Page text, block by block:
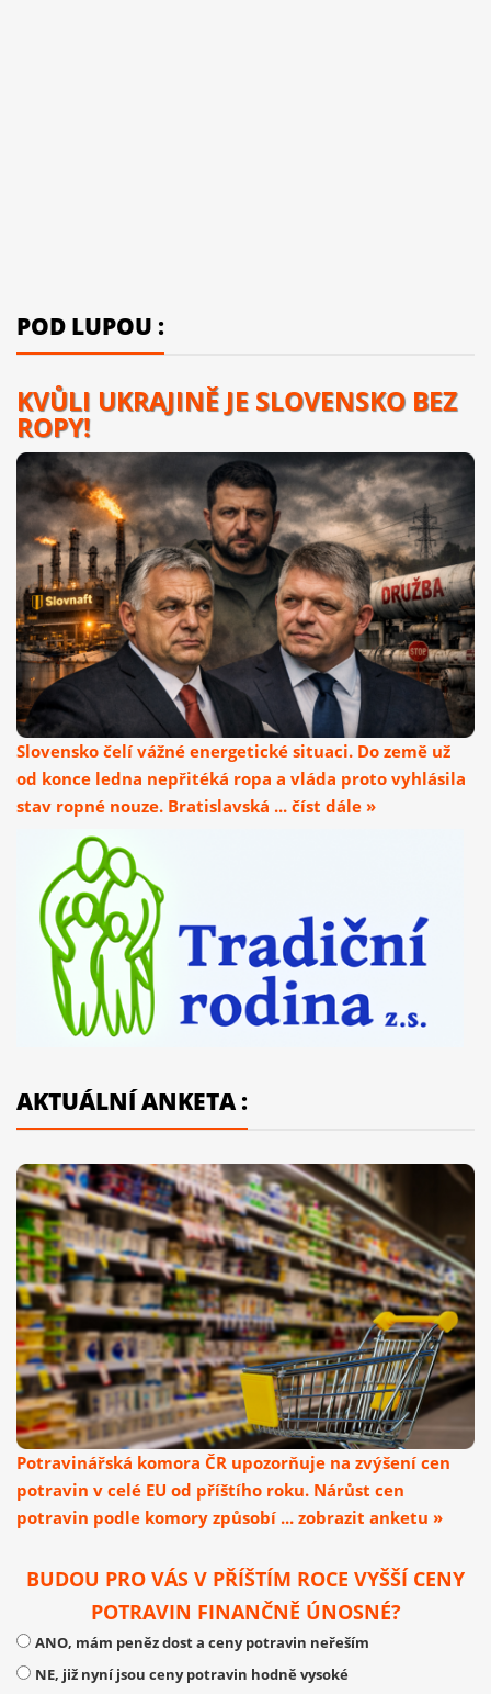
POD LUPOU :
KVŮLI UKRAJINĚ JE SLOVENSKO BEZ
ROPY!
Slovensko čelí vážné energetické situaci. Do země už
od konce ledna nepřitéká ropa a vláda proto vyhlásila
stav ropné nouze. Bratislavská ... číst dále »
AKTUÁLNÍ ANKETA :
Potravinářská komora ČR upozorňuje na zvýšení cen
potravin v celé EU od příštího roku. Nárůst cen
potravin podle komory způsobí ... zobrazit anketu »
BUDOU PRO VÁS V PŘÍŠTÍM ROCE VYŠŠÍ CENY
POTRAVIN FINANČNĚ ÚNOSNÉ?
ANO, mám peněz dost a ceny potravin neřeším
NE, již nyní jsou ceny potravin hodně vysoké